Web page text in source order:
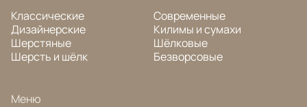
Классические
Дизайнерские
Шерстяные
Шерсть и шёлк
Современные
Килимы и сумахи
Шёлковые
Безворсовые
Меню